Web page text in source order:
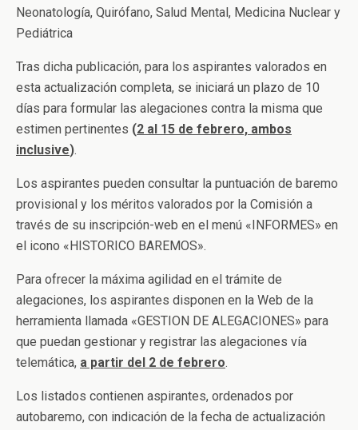
Neonatología, Quirófano, Salud Mental, Medicina Nuclear y
Pediátrica
Tras dicha publicación, para los aspirantes valorados en
esta actualización completa, se iniciará un plazo de 10
días para formular las alegaciones contra la misma que
estimen pertinentes (2 al 15 de febrero, ambos
inclusive).
Los aspirantes pueden consultar la puntuación de baremo
provisional y los méritos valorados por la Comisión a
través de su inscripción-web en el menú «INFORMES» en
el icono «HISTORICO BAREMOS».
Para ofrecer la máxima agilidad en el trámite de
alegaciones, los aspirantes disponen en la Web de la
herramienta llamada «GESTION DE ALEGACIONES» para
que puedan gestionar y registrar las alegaciones vía
telemática, a partir del 2 de febrero.
Los listados contienen aspirantes, ordenados por
autobaremo, con indicación de la fecha de actualización